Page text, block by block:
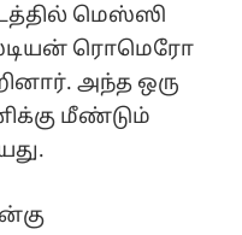
மெஸ்ஸி
ரொமெரோ
அந்த ஒரு
மீண்டும்